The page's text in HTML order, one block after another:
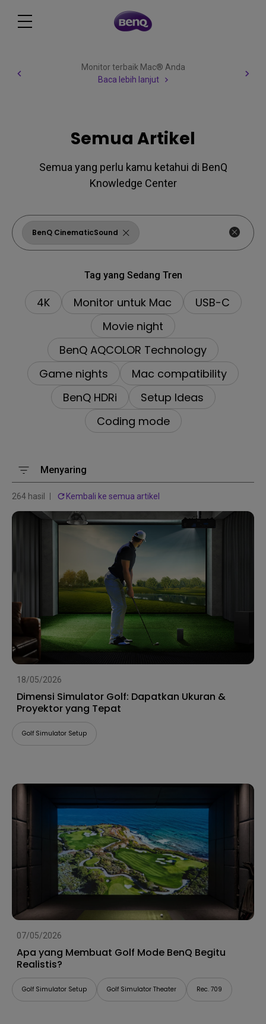
Monitor terbaik Mac® Anda
Baca lebih lanjut
Semua Artikel
Semua yang perlu kamu ketahui di BenQ
Knowledge Center
BenQ CinematicSound
Tag yang Sedang Tren
4K Monitor untuk Mac
USB-C
Movie night
BenQ AQCOLOR Technology
Game nights
Mac compatibility
BenQ HDRi
Setup Ideas
Coding mode
Menyaring
264 hasil Kembali ke semua artikel
18/05/2026
Dimensi Simulator Golf: Dapatkan Ukuran &
Proyektor yang Tepat
Golf Simulator Setup
07/05/2026
Apa yang Membuat Golf Mode BenQ Begitu
Realistis?
Golf Simulator Setup Golf Simulator Theater Rec. 709